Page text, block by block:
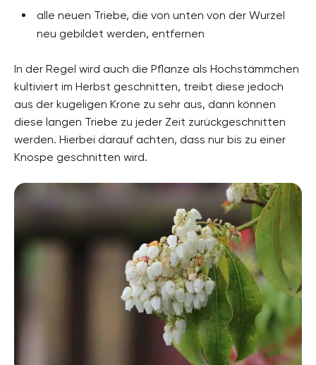
alle neuen Triebe, die von unten von der Wurzel
neu gebildet werden, entfernen
In der Regel wird auch die Pflanze als Hochstämmchen
kultiviert im Herbst geschnitten, treibt diese jedoch
aus der kugeligen Krone zu sehr aus, dann können
diese langen Triebe zu jeder Zeit zurückgeschnitten
werden. Hierbei darauf achten, dass nur bis zu einer
Knospe geschnitten wird.